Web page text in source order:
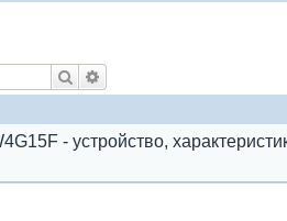
Поиск
- устройство,